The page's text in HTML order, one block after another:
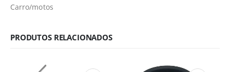
Carro/motos
PRODUTOS RELACIONADOS